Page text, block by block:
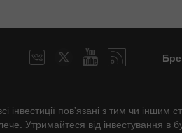
інвестиції пов'язані з тим чи
Утримайтеся від інвестування в